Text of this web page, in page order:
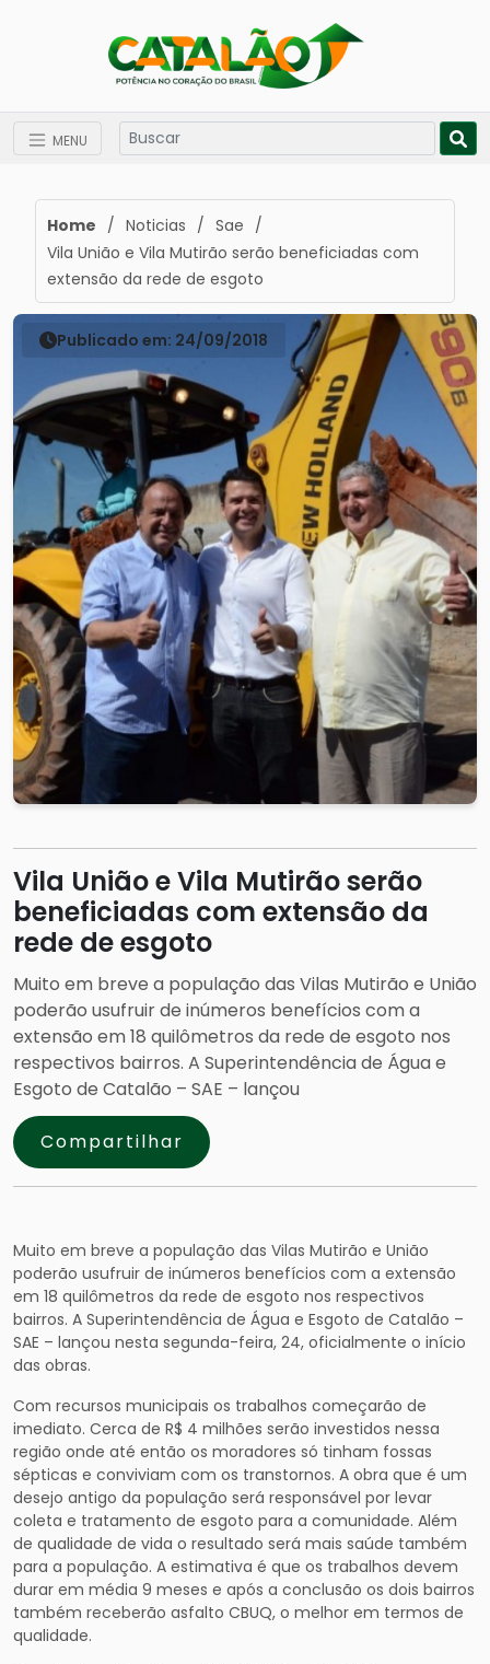
MENU
Home / Noticias / Sae /
Vila União e Vila Mutirão serão beneficiadas com
extensão da rede de esgoto
Publicado em: 24/09/2018
Vila União e Vila Mutirão serão
beneficiadas com extensão da
rede de esgoto
Muito em breve a população das Vilas Mutirão e União
poderão usufruir de inúmeros benefícios com a
extensão em 18 quilômetros da rede de esgoto nos
respectivos bairros. A Superintendência de Água e
Esgoto de Catalão – SAE – lançou
Compartilhar
Muito em breve a população das Vilas Mutirão e União
poderão usufruir de inúmeros benefícios com a extensão
em 18 quilômetros da rede de esgoto nos respectivos
bairros. A Superintendência de Água e Esgoto de Catalão –
SAE – lançou nesta segunda-feira, 24, oficialmente o início
das obras.
Com recursos municipais os trabalhos começarão de
imediato. Cerca de R$ 4 milhões serão investidos nessa
região onde até então os moradores só tinham fossas
sépticas e conviviam com os transtornos. A obra que é um
desejo antigo da população será responsável por levar
coleta e tratamento de esgoto para a comunidade. Além
de qualidade de vida o resultado será mais saúde também
para a população. A estimativa é que os trabalhos devem
durar em média 9 meses e após a conclusão os dois bairros
também receberão asfalto CBUQ, o melhor em termos de
qualidade.